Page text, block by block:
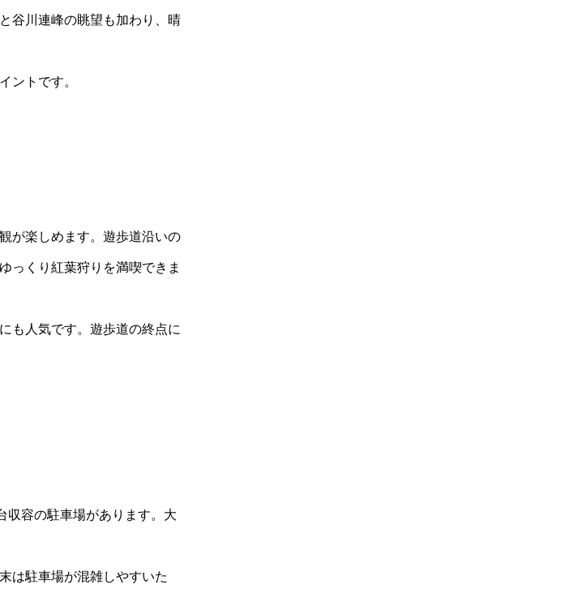
谷川連峰の眺望も加わり、晴
ントです。
が楽しめます。遊歩道沿いの
っくり紅葉狩りを満喫できま
も人気です。遊歩道の終点に
収容の駐車場があります。大
は駐車場が混雑しやすいた